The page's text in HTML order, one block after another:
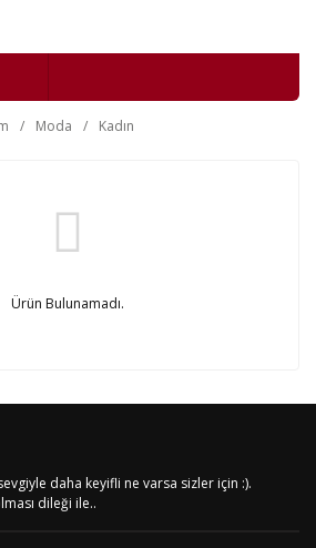
Moda Kadın
Ürün Bulunamadı.
daha keyifli ne varsa sizler için :).
dileği ile..